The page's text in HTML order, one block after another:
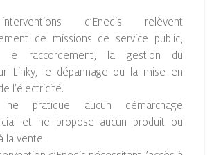
d’Enedis relèvent
de missions de service public,
le raccordement, la gestion du
Linky, le dépannage ou la mise en
l’électricité.
ne pratique aucun démarchage
et ne propose aucun produit ou
la vente.